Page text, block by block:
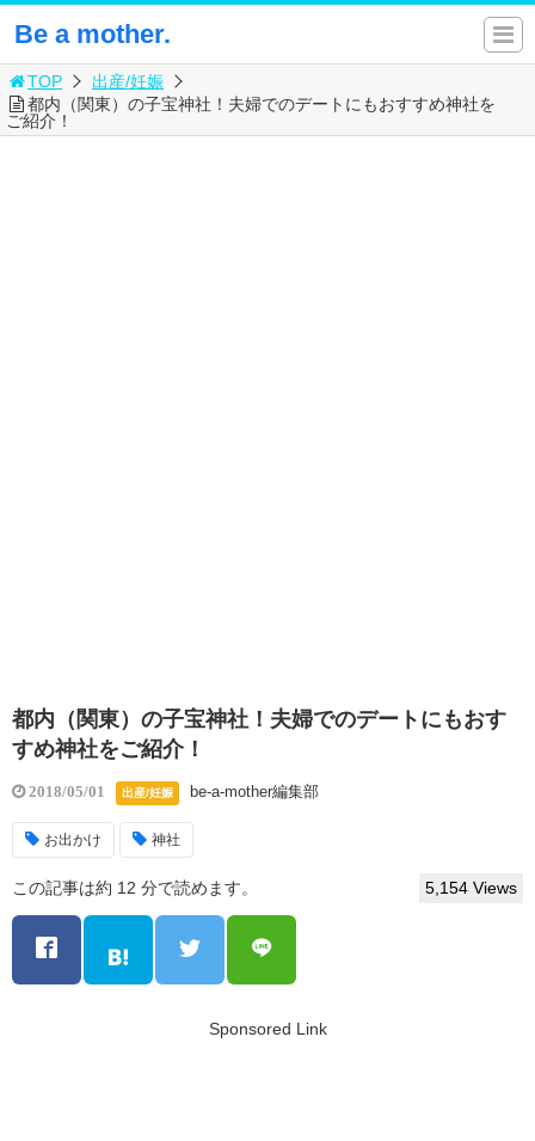
Be a mother.
TOP
出産/妊娠
都内（関東）の子宝神社！夫婦でのデートにもおすすめ神社を
ご紹介！
都内（関東）の子宝神社！夫婦でのデートにもおす
すめ神社をご紹介！
2018/05/01 出産/妊娠 be-a-mother編集部
お出かけ 神社
この記事は約 12 分で読めます。 5,154 Views
Sponsored Link